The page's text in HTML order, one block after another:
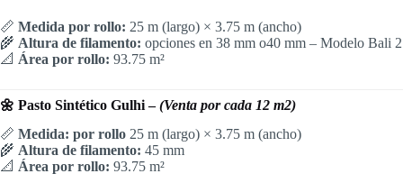
📏 Medida por rollo: 25 m (largo) × 3.75 m (ancho)
🌾 Altura de filamento: opciones en 38 mm o40 mm – Modelo Bali 2
📐 Área por rollo: 93.75 m²
🌼 Pasto Sintético Gulhi –(Venta por cada 12 m2)
📏 Medida: por rollo 25 m (largo) × 3.75 m (ancho)
🌾 Altura de filamento: 45 mm
📐 Área por rollo: 93.75 m²